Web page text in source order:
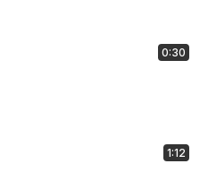
0:30
1:12